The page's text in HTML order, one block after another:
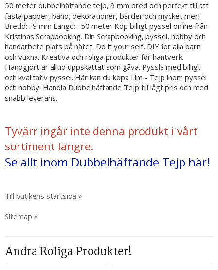
50 meter dubbelhäftande tejp, 9 mm bred och perfekt till att
fästa papper, band, dekorationer, bårder och mycket mer!
Bredd: : 9 mm Längd: : 50 meter Köp billigt pyssel online från
Kristinas Scrapbooking. Din Scrapbooking, pyssel, hobby och
handarbete plats på nätet. Do it your self, DIY för alla barn
och vuxna. Kreativa och roliga produkter för hantverk.
Handgjort är alltid uppskattat som gåva. Pyssla med billigt
och kvalitativ pyssel. Här kan du köpa Lim - Tejp inom pyssel
och hobby. Handla Dubbelhäftande Tejp till lågt pris och med
snabb leverans.
Tyvärr ingår inte denna produkt i vårt
sortiment längre.
Se allt inom Dubbelhäftande Tejp här!
Till butikens startsida »
Sitemap »
Andra Roliga Produkter!